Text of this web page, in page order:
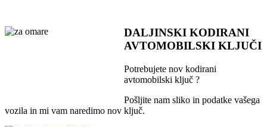
DALJINSKI KODIRANI
AVTOMOBILSKI KLJUČI
Potrebujete nov kodirani
avtomobilski ključ ?
Pošljite nam sliko in podatke vašega
vozila in mi vam naredimo nov ključ.